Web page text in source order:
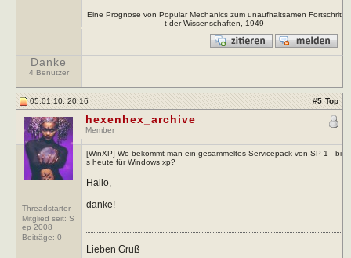
Eine Prognose von Popular Mechanics zum unaufhaltsamen Fortschrit
t der Wissenschaften, 1949
Danke
4 Benutzer
05.01.10, 20:16 #5 Top
Threadstarter
Mitglied seit: S
ep 2008
Beiträge: 0
hexenhex_archive
Member
[WinXP] Wo bekommt man ein gesammeltes Servicepack von SP 1 - bi
s heute für Windows xp?
Hallo,
danke!
Lieben Gruß